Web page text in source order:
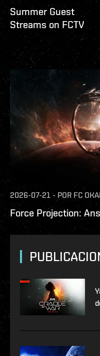
Summer Guest
Streams on FCTV
2026-07-21 - POR FC
Force Projection: